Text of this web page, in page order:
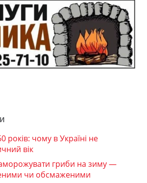
років: чому в Україні не
вік
гриби на зиму —
чи обсмаженими